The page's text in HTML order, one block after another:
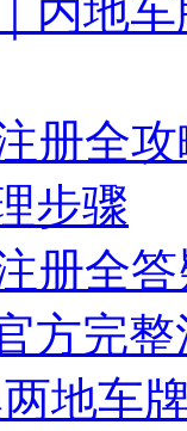
内地
册全
步骤
册全
方完
地车